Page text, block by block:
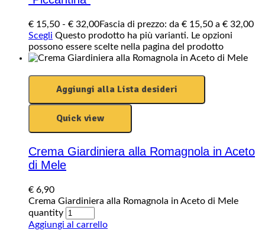
€ 15,50 - € 32,00Fascia di prezzo: da € 15,50 a € 32,00
Scegli Questo prodotto ha più varianti. Le opzioni
possono essere scelte nella pagina del prodotto
Aggiungi alla Lista desideri
Quick view
Crema Giardiniera alla Romagnola in Aceto
di Mele
€ 6,90
Crema Giardiniera alla Romagnola in Aceto di Mele
quantity
Aggiungi al carrello